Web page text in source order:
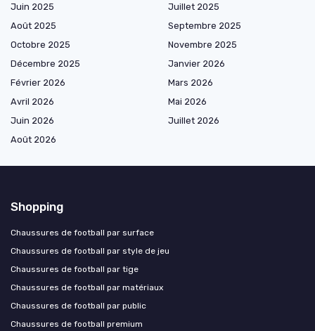
Juin 2025
Juillet 2025
Août 2025
Septembre 2025
Octobre 2025
Novembre 2025
Décembre 2025
Janvier 2026
Février 2026
Mars 2026
Avril 2026
Mai 2026
Juin 2026
Juillet 2026
Août 2026
Shopping
Chaussures de football par surface
Chaussures de football par style de jeu
Chaussures de football par tige
Chaussures de football par matériaux
Chaussures de football par public
Chaussures de football premium